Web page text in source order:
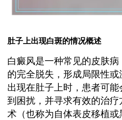
肚子上出现白斑的情况概述
白癜风是一种常见的皮肤
的完全脱失，形成局限性
出现在肚子上时，患者可
到困扰，并寻求有效的治
术（也称为自体表皮移植